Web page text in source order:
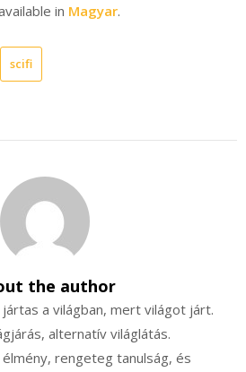
in Magyar.
scifi
the author
a világban, mert világot járt.
alternatív világlátás.
rengeteg tanulság, és